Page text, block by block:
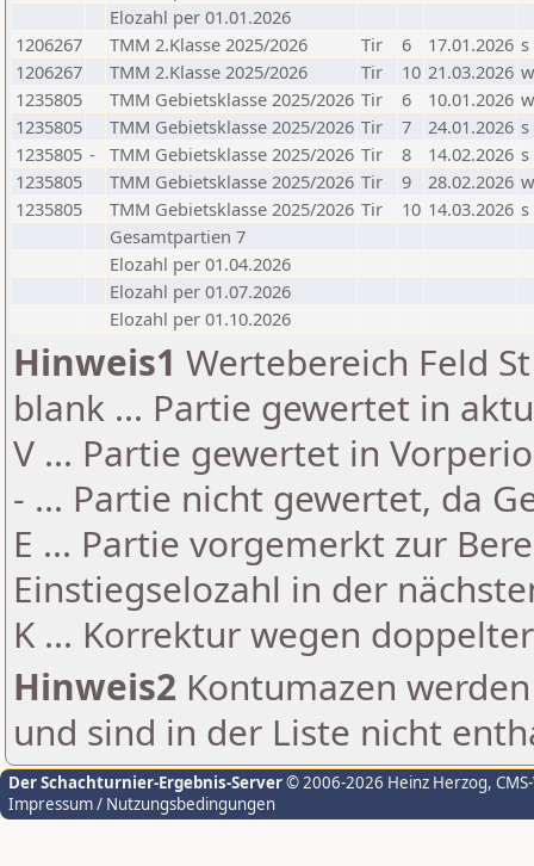
Elozahl per 01.01.2026
1206267
TMM 2.Klasse 2025/2026 Tir 6 17.01.2026 s
1206267
TMM 2.Klasse 2025/2026 Tir 10 21.03.2026 w
1235805
TMM Gebietsklasse 2025/2026 Tir 6 10.01.2026 w
1235805
TMM Gebietsklasse 2025/2026 Tir 7 24.01.2026 s
1235805 - TMM Gebietsklasse 2025/2026 Tir 8 14.02.2026 s
1235805
TMM Gebietsklasse 2025/2026 Tir 9 28.02.2026 w
1235805
TMM Gebietsklasse 2025/2026 Tir 10 14.03.2026 s
Gesamtpartien 7
Elozahl per 01.04.2026
Elozahl per 01.07.2026
Elozahl per 01.10.2026
Hinweis1 Wertebereich Feld
blank ... Partie gewertet in
V ... Partie gewertet in
- ... Partie nicht gewertet, da
E ... Partie vorgemerkt zur
Einstiegselozahl in der
K ... Korrektur wegen
Hinweis2 Kontumazen
und sind in der Liste nicht
Der Schachturnier-Ergebnis-Server© 2006-2026 Heinz Herzog,
Impressum / Nutzungsbedingungen